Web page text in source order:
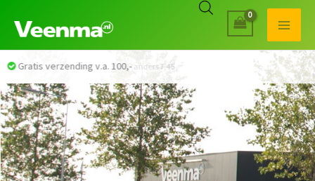
Veilig betalen met iDEAL